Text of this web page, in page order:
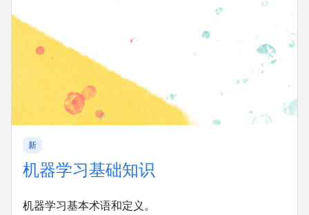
新
机器学习基础知识
机器学习基本术语和定义。